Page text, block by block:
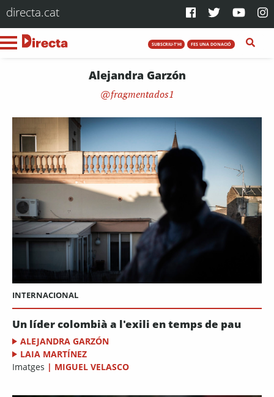
directa.cat
SUBSCRIU-T'HI FES UNA DONACIÓ
Alejandra Garzón
fragmentados1
INTERNACIONAL
Un líder colombià a l'exili en temps de pau
ALEJANDRA GARZÓN
LAIA MARTÍNEZ
Imatges | MIGUEL VELASCO